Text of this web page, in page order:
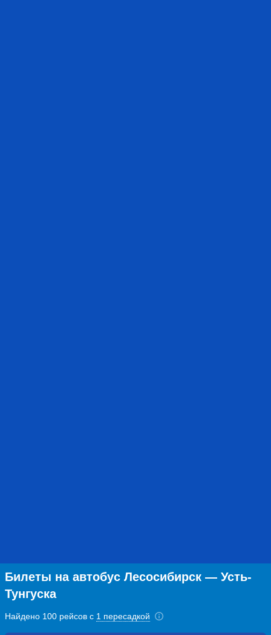
Билеты на автобус Лесосибирск — Усть-
Тунгуска
Найдено 100 рейсов с 1 пересадкой